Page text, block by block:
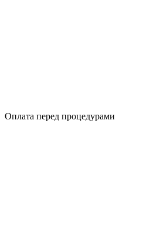
Оплата перед процедурами